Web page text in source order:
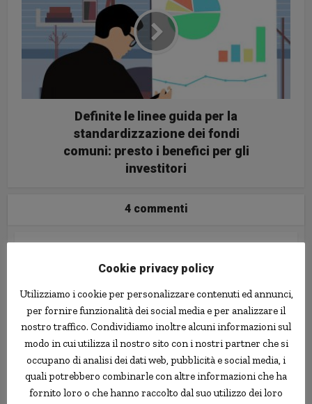
Definite le linee guida per la
standardizzazione dei fondi
comuni: presto i benefici per gli
investitori
4 commenti
Tweets that mention Licenziata per prolungate
assenze ingiustificate, ma è in coma | Le news più
strane: notizie strane, curiosità e stranezze dal
mondo -- Topsy.com
23 Novembre 2010 alle 11:44
[…] This post was mentioned on Twitter by Notiziere,
Notizie Del Mondo. Notizie Del Mondo said: Licenziata per
prolungate assenze ingiustificate, ma è in coma
Cookie privacy policy
Utilizziamo i cookie per personalizzare contenuti ed annunci,
per fornire funzionalità dei social media e per analizzare il
nostro traffico. Condividiamo inoltre alcuni informazioni sul
modo in cui utilizza il nostro sito con i nostri partner che si
occupano di analisi dei dati web, pubblicità e social media, i
quali potrebbero combinarle con altre informazioni che ha
fornito loro o che hanno raccolto dal suo utilizzo dei loro